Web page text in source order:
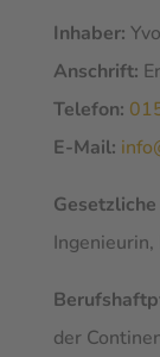
Inhaber:
Anschrift:
Telefon:
E-Mail:
der